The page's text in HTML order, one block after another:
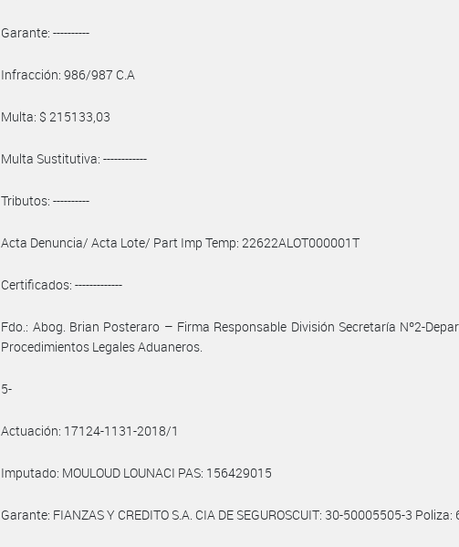
Garante: ----------
Infracción: 986/987 C.A
Multa: $ 215133,03
Multa Sustitutiva: ------------
Tributos: ----------
Acta Denuncia/ Acta Lote/ Part Imp Temp: 22622ALOT000001T
Certificados: -------------
Fdo.: Abog. Brian Posteraro – Firma Responsable División Secretaría Nº2-
Procedimientos Legales Aduaneros.
5-
Actuación: 17124-1131-2018/1
Imputado: MOULOUD LOUNACI PAS: 156429015
Garante: FIANZAS Y CREDITO S.A. CIA DE SEGUROSCUIT: 30-50005505-3 Poliza: